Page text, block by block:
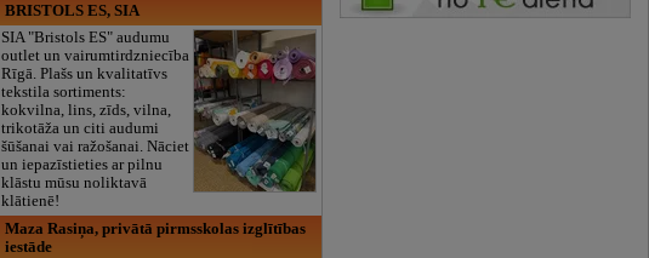
BRISTOLS ES, SIA
SIA "Bristols ES" audumu
outlet un vairumtirdzniecība
Rīgā. Plašs un kvalitatīvs
tekstila sortiments:
kokvilna, lins, zīds, vilna,
trikotāža un citi audumi
šūšanai vai ražošanai. Nāciet
un iepazīstieties ar pilnu
klāstu mūsu noliktavā
klātienē!
Maza Rasiņa, privātā pirmsskolas izglītības
iestāde